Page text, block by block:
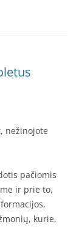
nežinojote
pačiomis
ir prie to,
kurie,